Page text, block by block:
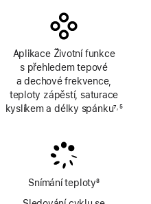
Aplikace Životní funkce
s přehledem tepové
a dechové frekvence,
teploty zápěstí, saturace
kyslíkem a délky spánku7 5
Snímání teploty
Poznámka
8